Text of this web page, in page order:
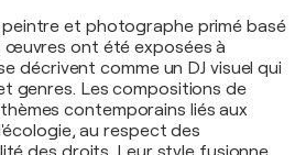
peintre et photographe primé basé
œuvres ont été exposées à
décrivent comme un DJ visuel qui
genres. Les compositions de
contemporains liés aux
au respect des